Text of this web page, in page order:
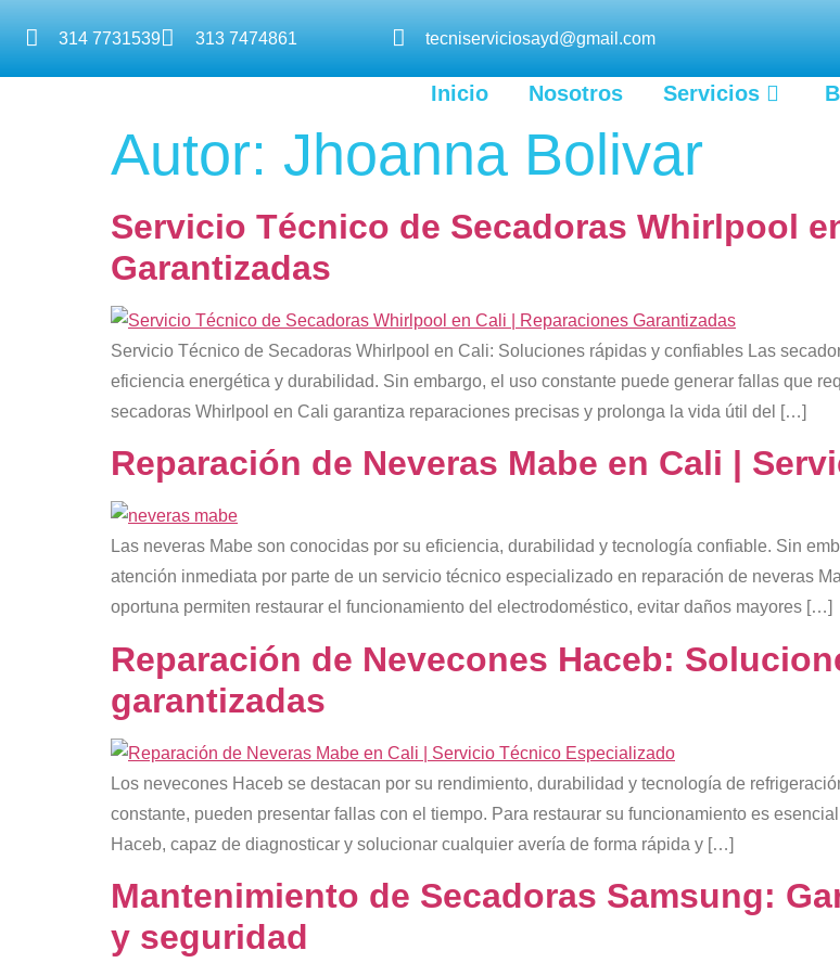
314 7731539 313 7474861 tecniserviciosayd@gmail.com
Inicio Nosotros Servicios
Autor: Jhoanna Bolivar
Servicio Técnico de Secadoras Whirlpool
Garantizadas
Servicio Técnico de Secadoras Whirlpool en Cali: Soluciones rápidas y confiables Las
eficiencia energética y durabilidad. Sin embargo, el uso constante puede generar fallas que
secadoras Whirlpool en Cali garantiza reparaciones precisas y prolonga la vida útil del […]
Reparación de Neveras Mabe en Cali |
Las neveras Mabe son conocidas por su eficiencia, durabilidad y tecnología confiable. Sin
atención inmediata por parte de un servicio técnico especializado en reparación de neveras
oportuna permiten restaurar el funcionamiento del electrodoméstico, evitar daños mayores […]
Reparación de Nevecones Haceb:
garantizadas
Los nevecones Haceb se destacan por su rendimiento, durabilidad y tecnología de
constante, pueden presentar fallas con el tiempo. Para restaurar su funcionamiento es
Haceb, capaz de diagnosticar y solucionar cualquier avería de forma rápida y […]
Mantenimiento de Secadoras Samsung:
y seguridad